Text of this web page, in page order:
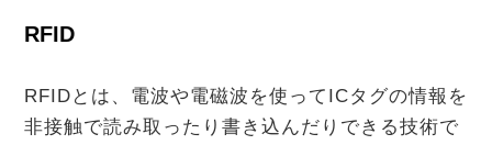
RFID
RFIDとは、電波や電磁波を使ってICタグの情報を
非接触で読み取ったり書き込んだりできる技術で